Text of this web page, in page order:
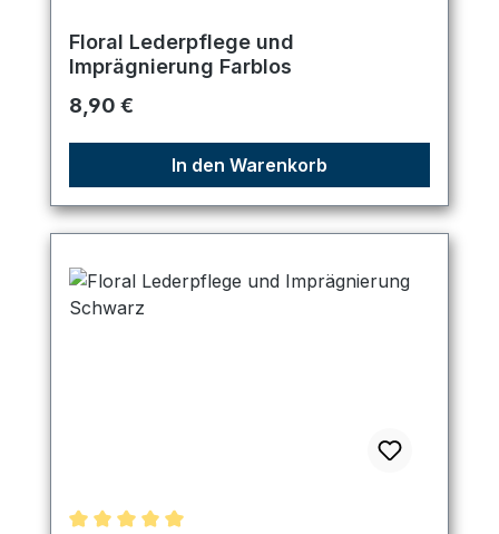
Floral Lederpflege und
Imprägnierung Farblos
Regulärer Preis:
8,90 €
In den Warenkorb